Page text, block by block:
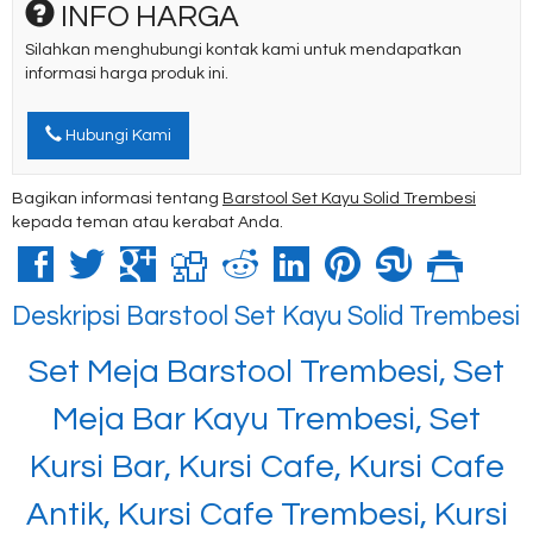
INFO HARGA
Silahkan menghubungi kontak kami untuk mendapatkan
informasi harga produk ini.
Hubungi Kami
Bagikan informasi tentang Barstool Set Kayu Solid Trembesi
kepada teman atau kerabat Anda.
Deskripsi Barstool Set Kayu Solid Trembesi
Set Meja Barstool Trembesi, Set
Meja Bar Kayu Trembesi, Set
Kursi Bar, Kursi Cafe, Kursi Cafe
Antik, Kursi Cafe Trembesi, Kursi